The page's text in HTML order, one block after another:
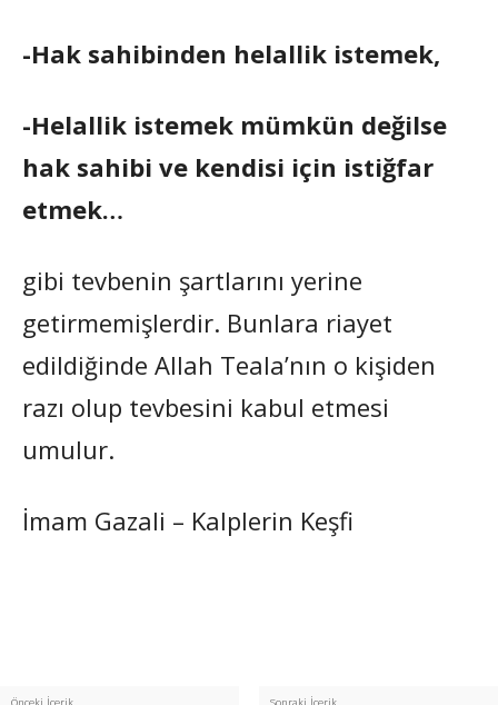
-Hak sahibinden helallik istemek,
-Helallik istemek mümkün değilse
hak sahibi ve kendisi için istiğfar
etmek…
gibi tevbenin şartlarını yerine
getirmemişlerdir. Bunlara riayet
edildiğinde Allah Teala’nın o kişiden
razı olup tevbesini kabul etmesi
umulur.
İmam Gazali – Kalplerin Keşfi